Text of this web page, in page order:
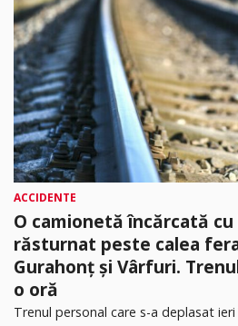
ACCIDENTE
O camionetă încărcată cu
răsturnat peste calea
Gurahonț și Vârfuri.
o oră
Trenul personal care s-a deplasat